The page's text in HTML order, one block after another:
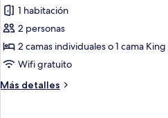
de
Habitación
superior
(Garden)
1 habitación
2 personas
2 camas individuales o 1 cama King
Wifi gratuito
Más detalles
Más